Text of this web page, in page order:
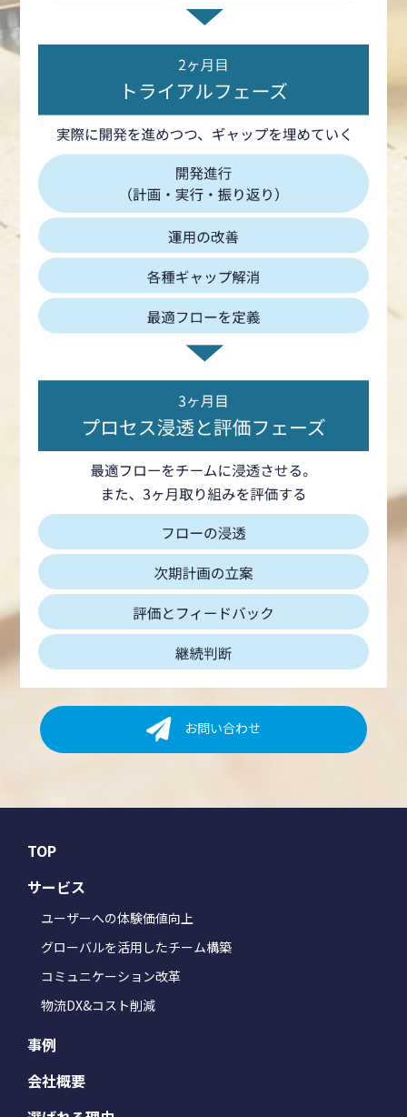
お問い合わせ
TOP
サービス
ユーザーへの体験価値向上
グローバルを活用したチーム構築
コミュニケーション改革
物流DX&コスト削減
事例
会社概要